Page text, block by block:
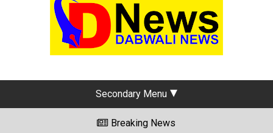
ABOUT US
INSTAGRAM
Secondary Menu
Breaking News